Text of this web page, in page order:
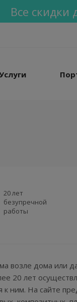
Все скидки
20 лет
безупречной
работы
возле дома или
20 лет
к ним. На сайте